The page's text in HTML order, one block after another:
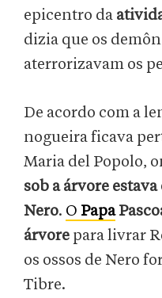
epicentro da
dizia que os
aterrorizavam os
De acordo com a
nogueira ficava
Maria del Popolo,
sob a árvore
Nero. O Papa
árvore para livrar
os ossos de Nero
Tibre.